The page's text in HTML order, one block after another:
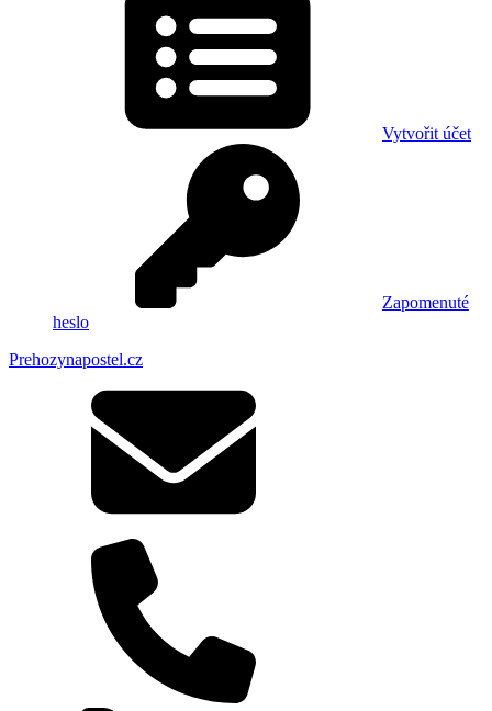
Vytvořit účet
Zapomenuté
heslo
Prehozynapostel.cz